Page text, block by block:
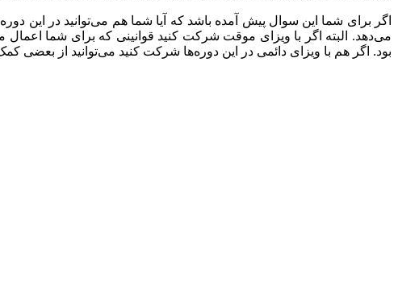
اگر برای شما این سوال پیش آمده باشد که آیا شما هم می‌توانید در این
می‌دهد. البته اگر با ویزای موقت شرکت کنید قوانینی که برای شما اعمال
بود. اگر هم با ویزای دائمی در این دوره‌ها شرکت کنید می‌توانید از بعضی